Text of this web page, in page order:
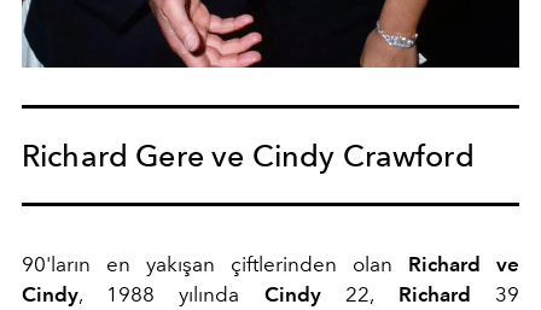
Richard Gere ve Cindy Crawford
90'ların en yakışan çiftlerinden olan Richard ve
Cindy, 1988 yılında Cindy 22, Richard 39